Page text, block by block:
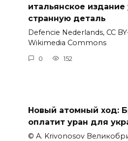
итальянское издание
странную деталь
Defencie Nederlands, CC
Wikimedia Commons
0 152
Новый атомный ход:
оплатит уран для
© A. Krivonosov